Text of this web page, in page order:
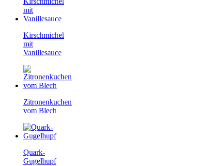
Kirschmichel
mit
Vanillesauce
Zitronenkuchen
vom Blech
Quark-
Gugelhupf